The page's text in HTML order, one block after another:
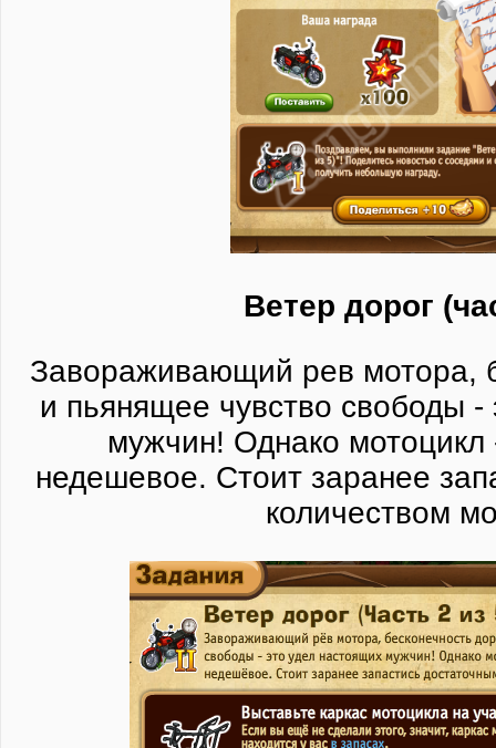
Ветер дорог
Завораживающий рев мотора,
и пьянящее чувство свободы -
мужчин! Однако мотоцикл
недешевое. Стоит заранее
количеством